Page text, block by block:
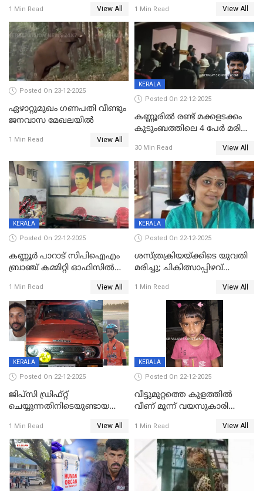
1 Min Read View All 1 Min Read View All
Posted On 23-12-2025
ഏഴാറ്റുമുഖം ഗണപതി വീണ്ടും
ജനവാസ മേഖലയിൽ
1 Min Read View All
KERALA
Posted On 22-12-2025
കണ്ണൂരിൽ രണ്ട് മക്കളടക്കം
കുടുംബത്തിലെ 4 പേർ മരിച്ച
30 Min Read View All
KERALA
Posted On 22-12-2025
കണ്ണൂർ പാറാട് സിപിഐഎം
ബ്രാഞ്ച് കമ്മിറ്റി ഓഫിസിൽ
ചിത്രങ്ങളടക്കം കത്തിയ
നിലയിൽ
1 Min Read View All
KERALA
Posted On 22-12-2025
ശസ്ത്രക്രിയയ്‌ക്കിടെ യുവതി
മരിച്ചു; ചികിത്സാപ്പിഴവ്
സംഭവം മാവേലിക്കരയിൽ
1 Min Read View All
KERALA
Posted On 22-12-2025
ജിപ്സി ഡ്രിഫ്റ്റ്
ചെയ്യുന്നതിനിടെയുണ്ടായ
ദാരുണാന്ത്യം; ജീപ്സി
ഓടിച്ചയാൾ അറസ്റ്റിൽ.
1 Min Read View All
KERALA
Posted On 22-12-2025
വീട്ടുമുറ്റത്തെ കുളത്തിൽ
വീണ് മൂന്ന് വയസുകാരി
1 Min Read View All